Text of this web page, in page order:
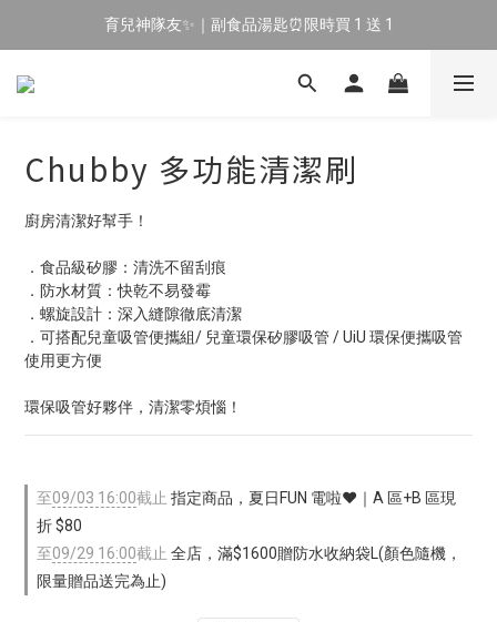
🔥 新會員專屬｜首購現折 $100！🔥
育兒神隊友✨｜副食品湯匙⏰限時買 1 送 1
🔥 新會員專屬｜首購現折 $100！🔥
Chubby 多功能清潔刷
廚房清潔好幫手！
．食品級矽膠：清洗不留刮痕
．防水材質：快乾不易發霉
．螺旋設計：深入縫隙徹底清潔
．可搭配兒童吸管便攜組/ 兒童環保矽膠吸管 / UiU 環保便攜吸管
使用更方便
環保吸管好夥伴，清潔零煩惱！
至09/03 16:00截止 指定商品，夏日FUN 電啦❤️｜A 區+B 區現
折 $80
至09/29 16:00截止 全店，滿$1600贈防水收納袋L(顏色隨機，
限量贈品送完為止)